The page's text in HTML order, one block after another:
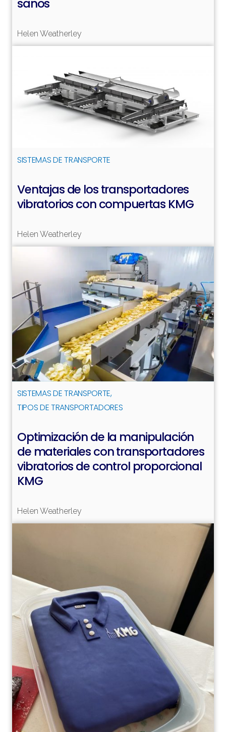
Leer más
sanos
Helen Weatherley
SISTEMAS DE TRANSPORTE
Ventajas de los transportadores
vibratorios con compuertas KMG
Helen Weatherley
SISTEMAS DE TRANSPORTE
TIPOS DE TRANSPORTADORES
Optimización de la manipulación
de materiales con transportadores
vibratorios de control proporcional
KMG
Helen Weatherley